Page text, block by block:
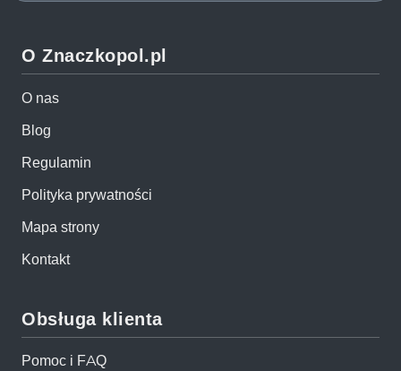
O Znaczkopol.pl
O nas
Blog
Regulamin
Polityka prywatności
Mapa strony
Kontakt
Obsługa klienta
Pomoc i FAQ